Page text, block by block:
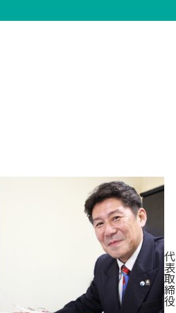
代
表
取
締
役